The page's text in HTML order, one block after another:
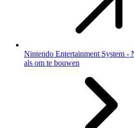
Nintendo Entertainment System -
als om te bouwen